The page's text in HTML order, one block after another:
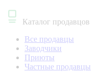
Каталог продавцов
Все продавцы
Заводчики
Приюты
Частные продавцы